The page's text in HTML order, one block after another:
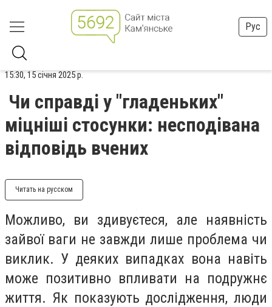
Рус
15:30, 15 січня 2025 р.
Чи справді у "гладеньких"
міцніші стосунки: несподівана
відповідь вчених
Читать на русском
Можливо, ви здивуєтеся, але наявність
зайвої ваги не завжди лише проблема чи
виклик. У деяких випадках вона навіть
може позитивно впливати на подружнє
життя. Як показують дослідження, люди